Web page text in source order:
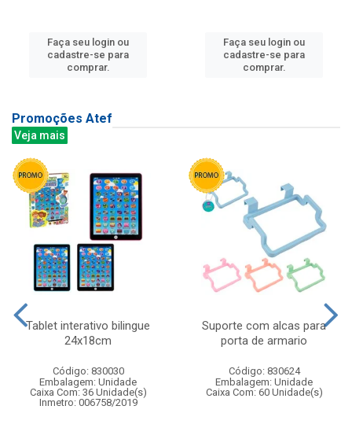
Faça seu login ou
cadastre-se para
comprar.
Faça seu login ou
cadastre-se para
comprar.
Promoções Atef
Veja mais
Tablet interativo bilingue
24x18cm
Código: 830030
Embalagem: Unidade
Caixa Com: 36 Unidade(s)
Inmetro: 006758/2019
Suporte com alcas para
porta de armario
Código: 830624
Embalagem: Unidade
Caixa Com: 60 Unidade(s)